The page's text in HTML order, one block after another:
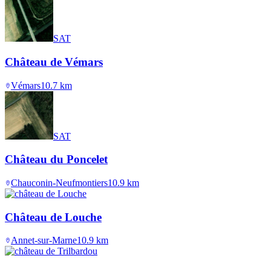
SAT
Château de Vémars
Vémars10.7 km
SAT
Château du Poncelet
Chauconin-Neufmontiers10.9 km
Château de Louche
Annet-sur-Marne10.9 km